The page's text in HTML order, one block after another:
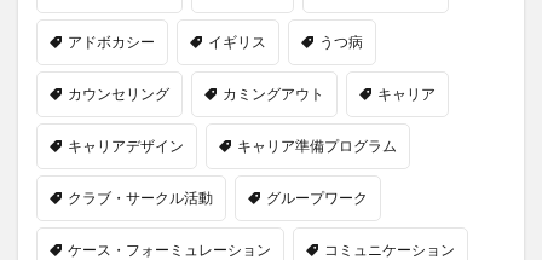
アドボカシー イギリス うつ病
カウンセリング カミングアウト キャリア
キャリアデザイン キャリア準備プログラム
クラブ・サークル活動 グループワーク
ケース・フォーミュレーション コミュニケーション